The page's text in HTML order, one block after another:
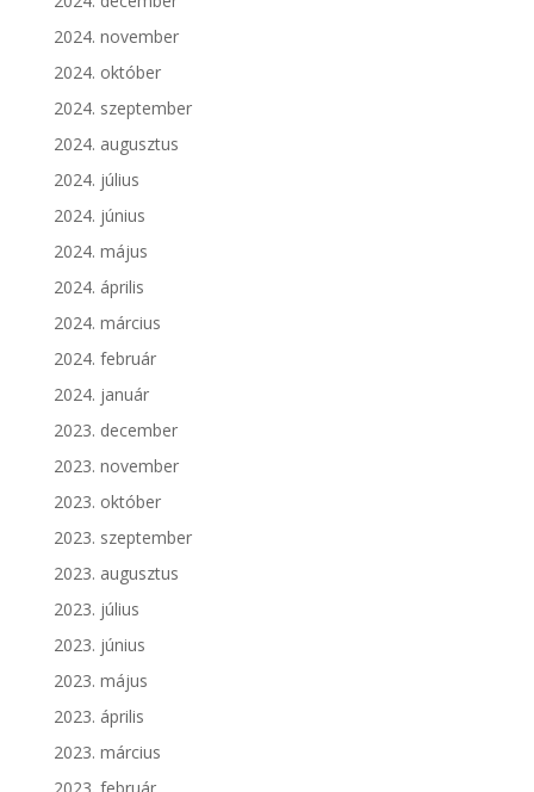
2024. november
2024. október
2024. szeptember
2024. augusztus
2024. július
2024. június
2024. május
2024. április
2024. március
2024. február
2024. január
2023. december
2023. november
2023. október
2023. szeptember
2023. augusztus
2023. július
2023. június
2023. május
2023. április
2023. március